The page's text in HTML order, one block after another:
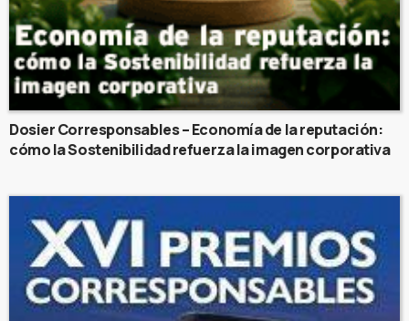
Dosier Corresponsables – Economía de la reputación:
cómo la Sostenibilidad refuerza la imagen corporativa